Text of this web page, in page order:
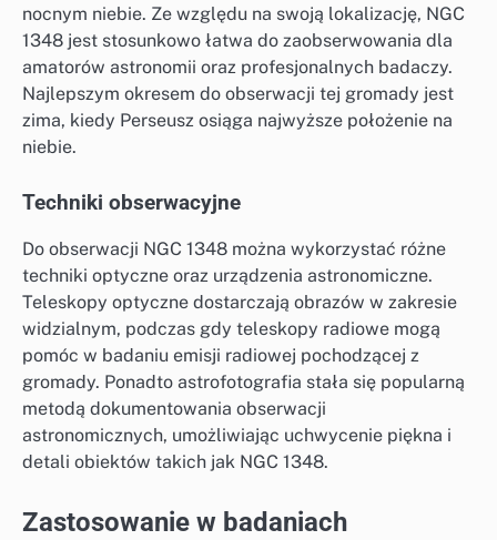
nocnym niebie. Ze względu na swoją lokalizację, NGC
1348 jest stosunkowo łatwa do zaobserwowania dla
amatorów astronomii oraz profesjonalnych badaczy.
Najlepszym okresem do obserwacji tej gromady jest
zima, kiedy Perseusz osiąga najwyższe położenie na
niebie.
Techniki obserwacyjne
Do obserwacji NGC 1348 można wykorzystać różne
techniki optyczne oraz urządzenia astronomiczne.
Teleskopy optyczne dostarczają obrazów w zakresie
widzialnym, podczas gdy teleskopy radiowe mogą
pomóc w badaniu emisji radiowej pochodzącej z
gromady. Ponadto astrofotografia stała się popularną
metodą dokumentowania obserwacji
astronomicznych, umożliwiając uchwycenie piękna i
detali obiektów takich jak NGC 1348.
Zastosowanie w badaniach